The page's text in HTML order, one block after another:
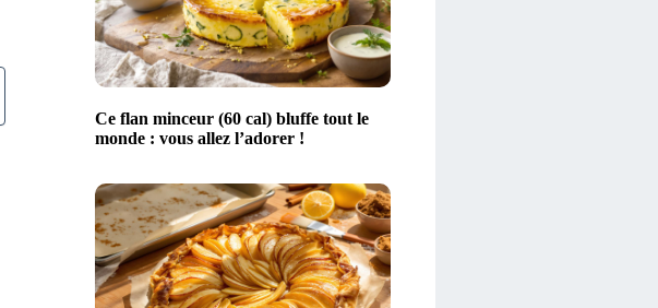
Ce flan minceur (60 cal) bluffe tout le
monde : vous allez l’adorer !